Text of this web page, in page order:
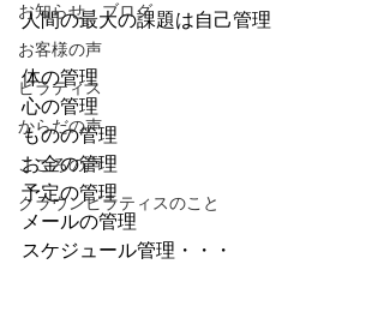
お知らせ・ブログ
お客様の声
ピラティス
からだの声
こころの声
クラウンピラティスのこと
人間の最大の課題は自己管理
体の管理
心の管理
ものの管理
お金の管理
予定の管理
メールの管理
スケジュール管理・・・